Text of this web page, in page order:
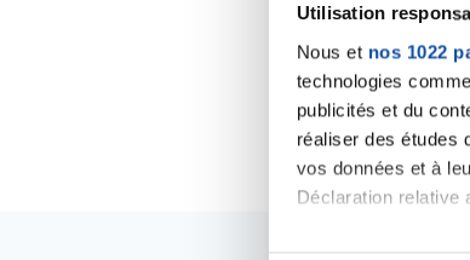
Utilisation
Nous et nos 1022
technologies
publicités et du
réaliser des études
vos données et à
Déclaration relative
Si vous le